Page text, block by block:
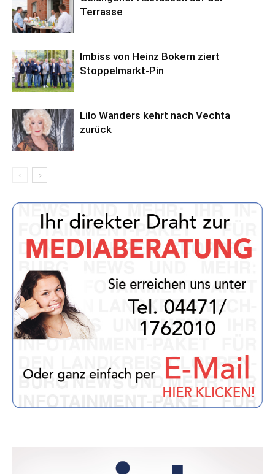
Terrasse
Imbiss von Heinz Bokern ziert
Stoppelmarkt-Pin
Lilo Wanders kehrt nach Vechta
zurück